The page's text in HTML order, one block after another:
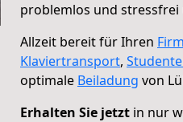
problemlos und stressfrei
Allzeit bereit für Ihren
Klaviertransport,
optimale Beiladung von
Erhalten Sie jetzt in nur